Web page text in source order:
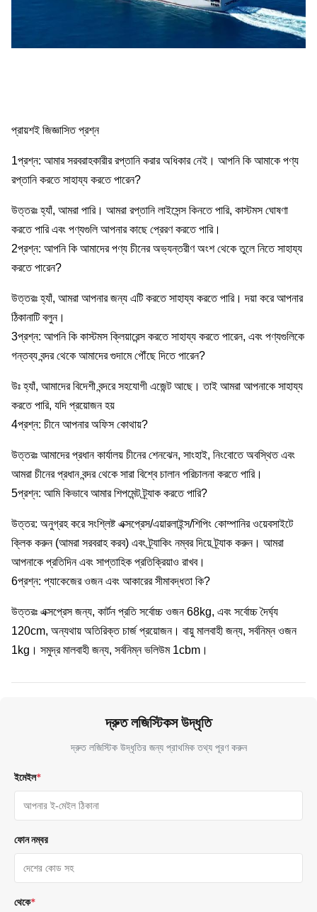
প্রায়শই জিজ্ঞাসিত প্রশ্ন
1প্রশ্ন: আমার সরবরাহকারীর রপ্তানি করার অধিকার নেই। আপনি কি আমাকে পণ্য
রপ্তানি করতে সাহায্য করতে পারেন?
উত্তরঃ হ্যাঁ, আমরা পারি। আমরা রপ্তানি লাইসেন্স কিনতে পারি, কাস্টমস ঘোষণা
করতে পারি এবং পণ্যগুলি আপনার কাছে প্রেরণ করতে পারি।
2প্রশ্ন: আপনি কি আমাদের পণ্য চীনের অভ্যন্তরীণ অংশ থেকে তুলে নিতে সাহায্য
করতে পারেন?
উত্তরঃ হ্যাঁ, আমরা আপনার জন্য এটি করতে সাহায্য করতে পারি। দয়া করে আপনার
ঠিকানাটি বলুন।
3প্রশ্ন: আপনি কি কাস্টমস ক্লিয়ারেন্স করতে সাহায্য করতে পারেন, এবং পণ্যগুলিকে
গন্তব্য বন্দর থেকে আমাদের গুদামে পৌঁছে দিতে পারেন?
উঃ হ্যাঁ, আমাদের বিদেশী বন্দরে সহযোগী এজেন্ট আছে। তাই আমরা আপনাকে সাহায্য
করতে পারি, যদি প্রয়োজন হয়
4প্রশ্ন: চীনে আপনার অফিস কোথায়?
উত্তরঃ আমাদের প্রধান কার্যালয় চীনের শেনঝেন, সাংহাই, নিংবোতে অবস্থিত এবং
আমরা চীনের প্রধান বন্দর থেকে সারা বিশ্বে চালান পরিচালনা করতে পারি।
5প্রশ্ন: আমি কিভাবে আমার শিপমেন্ট ট্র্যাক করতে পারি?
উত্তর: অনুগ্রহ করে সংশ্লিষ্ট এক্সপ্রেস/এয়ারলাইন্স/শিপিং কোম্পানির ওয়েবসাইটে
ক্লিক করুন (আমরা সরবরাহ করব) এবং ট্র্যাকিং নম্বর দিয়ে ট্র্যাক করুন। আমরা
আপনাকে প্রতিদিন এবং সাপ্তাহিক প্রতিক্রিয়াও রাখব।
6প্রশ্ন: প্যাকেজের ওজন এবং আকারের সীমাবদ্ধতা কি?
উত্তরঃ এক্সপ্রেস জন্য, কার্টন প্রতি সর্বোচ্চ ওজন 68kg, এবং সর্বোচ্চ দৈর্ঘ্য
120cm, অন্যথায় অতিরিক্ত চার্জ প্রয়োজন। বায়ু মালবাহী জন্য, সর্বনিম্ন ওজন
1kg। সমুদ্র মালবাহী জন্য, সর্বনিম্ন ভলিউম 1cbm।
দ্রুত লজিস্টিকস উদ্ধৃতি
দ্রুত লজিস্টিক উদ্ধৃতির জন্য প্রাথমিক তথ্য পূরণ করুন
ইমেইল*
ফোন নম্বর
থেকে*